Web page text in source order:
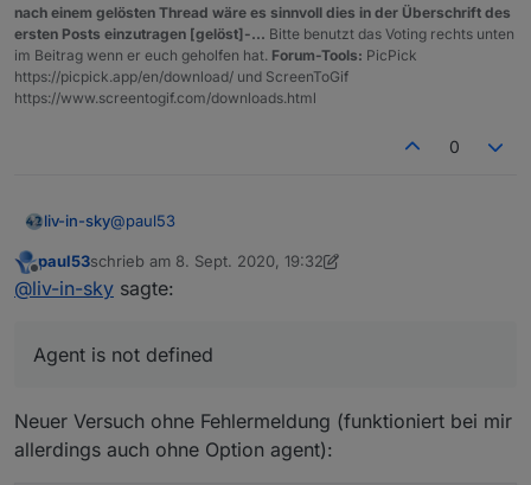
javascript.0
2020-09-08 19:50:40.952 info
javascript.0
2020-09-08 19:50:40.952 info
javascript.0
2020-09-08 19:50:40.952 info
javascript.0
javascript.0
const url = 'https://corona-ampel.gv.at/sites/
schedule('* * * * *', function() {
request({url: url, agent: new Agent({
        let arr = JSON.parse(json).warnstufen;
        for(let i = 0; i < arr.length; i++) {
        if(msg) log(msg);
    });
nach einem gelösten Thread wäre es sinnvoll dies in der Überschrift des
ersten Posts einzutragen [gelöst]-... Bitte benutzt das Voting rechts unten
im Beitrag wenn er euch geholfen hat. Forum-Tools: PicPick
https://picpick.app/en/download/ und ScreenToGif
https://www.screentogif.com/downloads.html
0
liv-in-sky@paul53
ReferenceError: Agent is not defined
Offline
paul53schrieb am 8. Sept. 2020, 19:32
zuletzt editiert von paul53 9. Aug. 2020, 21:32
@liv-in-sky sagte:
Agent is not defined
Neuer Versuch ohne Fehlermeldung (funktioniert bei mir
allerdings auch ohne Option agent):